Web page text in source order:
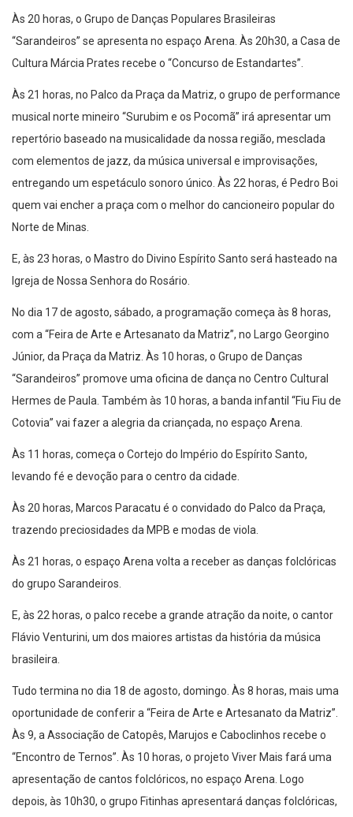
Às 20 horas, o Grupo de Danças Populares Brasileiras
“Sarandeiros” se apresenta no espaço Arena. Às 20h30, a Casa de
Cultura Márcia Prates recebe o “Concurso de Estandartes”.
Às 21 horas, no Palco da Praça da Matriz, o grupo de performance
musical norte mineiro “Surubim e os Pocomã” irá apresentar um
repertório baseado na musicalidade da nossa região, mesclada
com elementos de jazz, da música universal e improvisações,
entregando um espetáculo sonoro único. Às 22 horas, é Pedro Boi
quem vai encher a praça com o melhor do cancioneiro popular do
Norte de Minas.
E, às 23 horas, o Mastro do Divino Espírito Santo será hasteado na
Igreja de Nossa Senhora do Rosário.
No dia 17 de agosto, sábado, a programação começa às 8 horas,
com a “Feira de Arte e Artesanato da Matriz”, no Largo Georgino
Júnior, da Praça da Matriz. Às 10 horas, o Grupo de Danças
“Sarandeiros” promove uma oficina de dança no Centro Cultural
Hermes de Paula. Também às 10 horas, a banda infantil “Fiu Fiu de
Cotovia” vai fazer a alegria da criançada, no espaço Arena.
Às 11 horas, começa o Cortejo do Império do Espírito Santo,
levando fé e devoção para o centro da cidade.
Às 20 horas, Marcos Paracatu é o convidado do Palco da Praça,
trazendo preciosidades da MPB e modas de viola.
Às 21 horas, o espaço Arena volta a receber as danças folclóricas
do grupo Sarandeiros.
E, às 22 horas, o palco recebe a grande atração da noite, o cantor
Flávio Venturini, um dos maiores artistas da história da música
brasileira.
Tudo termina no dia 18 de agosto, domingo. Às 8 horas, mais uma
oportunidade de conferir a “Feira de Arte e Artesanato da Matriz”.
Às 9, a Associação de Catopês, Marujos e Caboclinhos recebe o
“Encontro de Ternos”. Às 10 horas, o projeto Viver Mais fará uma
apresentação de cantos folclóricos, no espaço Arena. Logo
depois, às 10h30, o grupo Fitinhas apresentará danças folclóricas,